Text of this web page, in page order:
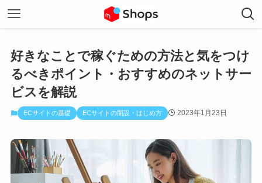
好きなことで稼ぐための方法と気をつけ
るべきポイント・おすすめのネットサー
ビスを解説
ECサイトの基礎 ECサイトの開設・はじめ方 2023年1月23日